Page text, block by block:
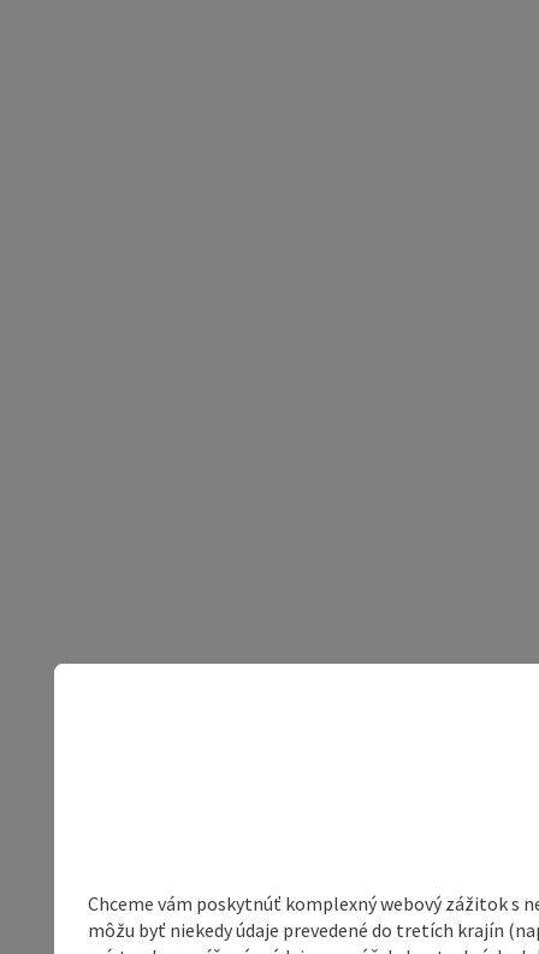
Chceme vám poskytnúť komplexný webový zážitok s
môžu byť niekedy údaje prevedené do tretích krajín